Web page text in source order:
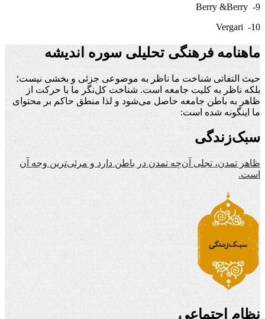
9-
Berry
&
Berry
10-
Vergari
ماهنامه فرهنگی تحلیلی سوره اندیشه
حیث التفاتی شناخت ما ناظر به موضوعی جزئی و بخشی نیست؛
بلکه ناظر به کلیت جامعه است. شناخت کل‌نگر ما با حرکت از
ظاهر به باطن جامعه حاصل می‌شود و لذا منطق حاکم بر محتوای
ما اینگونه شده است:
سبک‌زندگی
ظاهر تمدن، تجلی آن‌چه تمدن در باطن دارد و مرئی‌ترین وجه آن
است.
نظام اجتماعی